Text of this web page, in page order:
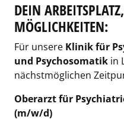
DEIN
MÖGLICHKEITEN:
Für unsere Klinikfür
und Psychosomatik in
nächstmöglichen
Oberarztfür
(m/w/d)